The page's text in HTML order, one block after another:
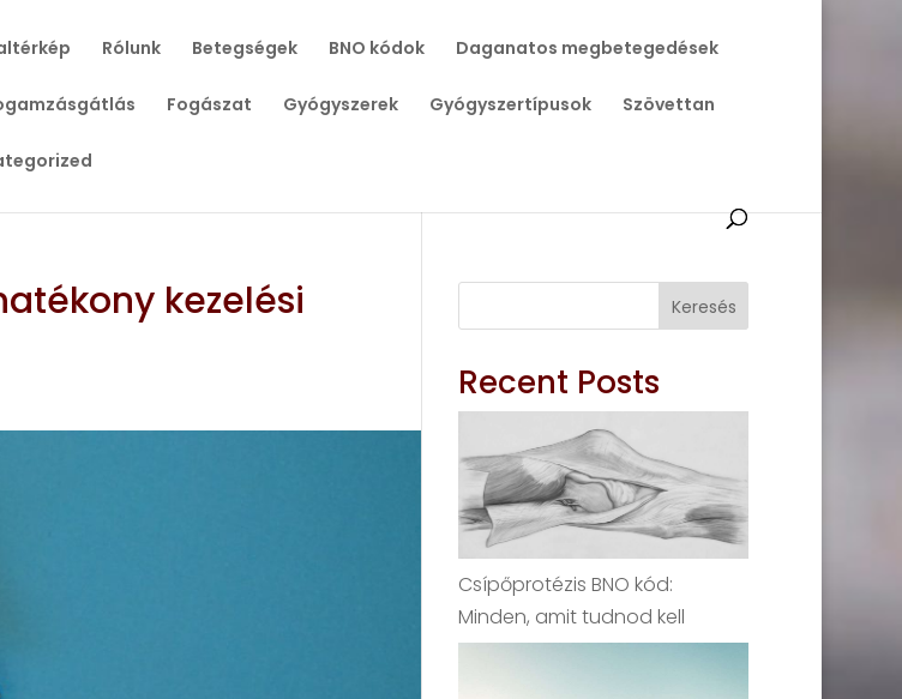
Rólunk Betegségek BNO kódok Daganatos megbetegedések
Fogászat Gyógyszerek Gyógyszertípusok Szövettan
kezelési Keresés
Recent Posts
Csípőprotézis BNO kód:
Minden, amit tudnod kell